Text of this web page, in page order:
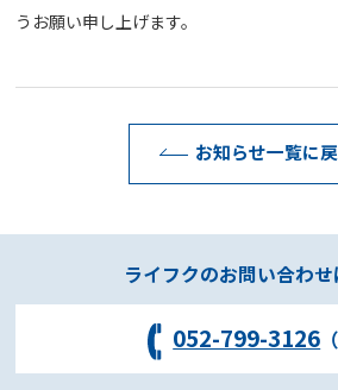
うお願い申し上げます。
お知らせ一覧に
ライフクのお問い合わ
052-799-3126